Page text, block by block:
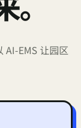
让园区